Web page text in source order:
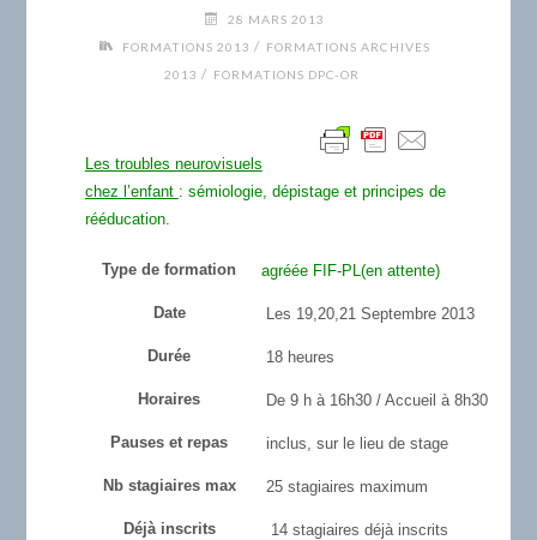
28 MARS 2013
FORMATIONS 2013 / FORMATIONS ARCHIVES
2013 / FORMATIONS DPC-OR
Les troubles neurovisuels
chez l’enfant : sémiologie, dépistage et principes de
rééducation.
Type de formation agréée FIF-PL(en attente)
Date Les 19,20,21 Septembre 2013
Durée 18 heures
Horaires De 9 h à 16h30 / Accueil à 8h30
Pauses et repas inclus, sur le lieu de stage
Nb stagiaires max 25 stagiaires maximum
Déjà inscrits 14 stagiaires déjà inscrits